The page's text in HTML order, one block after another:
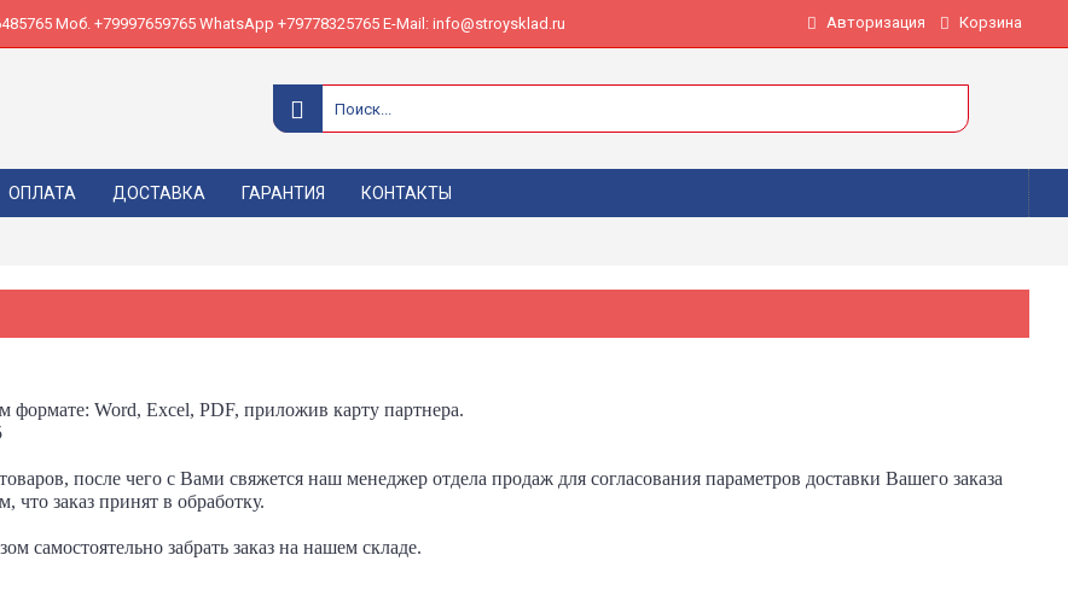
Моб. +79997659765 WhatsApp +79778325765 E-Mail: info@stroysklad.ru Авторизация Корзина
ОПЛАТА ДОСТАВКА ГАРАНТИЯ КОНТАКТЫ
формате: Word, Excel, PDF, приложив карту партнера.
после чего с Вами свяжется наш менеджер отдела продаж для согласования параметров доставки Вашего заказа
заказ принят в обработку.
самостоятельно забрать заказ на нашем складе.